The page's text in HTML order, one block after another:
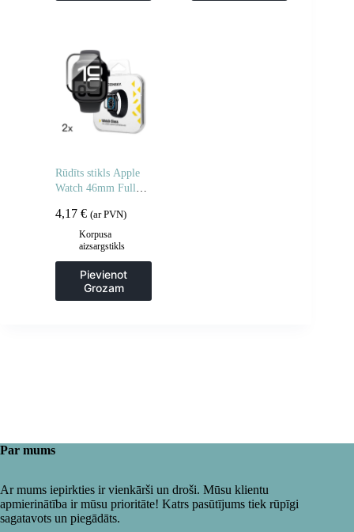
Rūdīts stikls Apple
Watch 46mm Full
4,17 € (ar PVN)
Korpusa
aizsargstikls
Pievienot
Grozam
Par mums
Ar mums iepirkties ir vienkārši un droši. Mūsu klientu
apmierinātība ir mūsu prioritāte! Katrs pasūtījums tiek rūpīgi
sagatavots un piegādāts.